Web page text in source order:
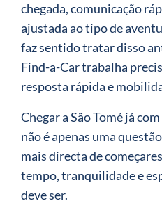
chegada, comunicação
ajustada ao tipo de
faz sentido tratar disso
Find-a-Car trabalha
resposta rápida e
Chegar a São Tomé já
não é apenas uma
mais directa de
tempo, tranquilidade e
deve ser.